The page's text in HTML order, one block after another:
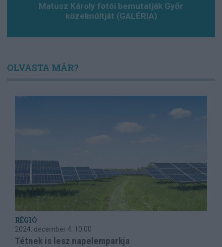
Matusz Károly fotói bemutatják Győr
közelmúltját (GALÉRIA)
OLVASTA MÁR?
RÉGIÓ
2024. december 4. 10:00
Tétnek is lesz napelemparkja